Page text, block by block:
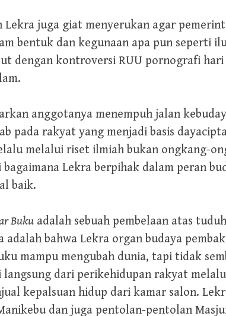
Lekra juga giat menyerukan agar
bentuk dan kegunaan apa pun seperti
dengan kontroversi RUU pornografi
anggotanya menempuh jalan
pada rakyat yang menjadi basis
melalui riset ilmiah bukan ongkang-
bagaimana Lekra berpihak dalam peran
baik.
Bukuadalah sebuah pembelaan atas
adalah bahwa Lekra organ budaya
mampu mengubah dunia, tapi tidak
langsung dari perikehidupan rakyat
kepalsuan hidup dari kamar salon.
dan juga pentolan-pentolan